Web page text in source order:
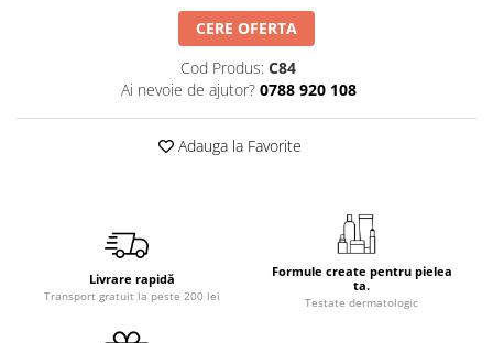
CERE OFERTA
Cod Produs: C84
Ai nevoie de ajutor? 0788 920 108
Adauga la Favorite
Livrare rapidă
Transport gratuit la peste 200 lei
Formule create pentru pielea
ta.
Testate dermatologic